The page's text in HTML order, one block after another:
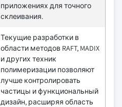
приложениях для точного
склеивания.
Текущие разработки в
области методов RAFT, MADIX
и других техник
полимеризации позволяют
лучше контролировать
частицы и функциональный
дизайн, расширяя область